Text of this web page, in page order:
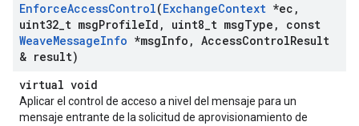
EnforceAccessControl(ExchangeContext *ec ,
uint32 t msgProfileId , uint8 t msgType ,
const
WeaveMessageInfo *msgInfo , AccessControlResult
& result)
virtual void
Aplicar el control de acceso a nivel del mensaje para un
mensaje entrante de la solicitud de aprovisionamiento de